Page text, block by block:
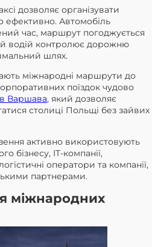
дозволяє організувати
ефективно. Автомобіль
час, маршрут погоджується
водій контролює дорожню
шлях.
міжнародні маршрути до
поїздок чудово
Варшава, який дозволяє
столиці Польщі без зайвих
активно використовують
бізнесу, IT-компанії,
оператори та компанії,
партнерами.
міжнародних